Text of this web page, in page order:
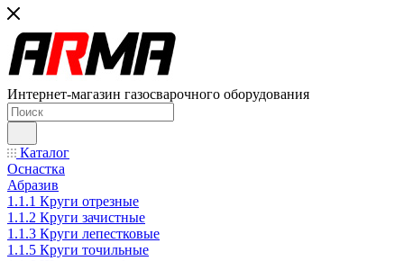
Интернет-магазин газосварочного оборудования
Каталог
Оснастка
Абразив
1.1.1 Круги отрезные
1.1.2 Круги зачистные
1.1.3 Круги лепестковые
1.1.5 Круги точильные